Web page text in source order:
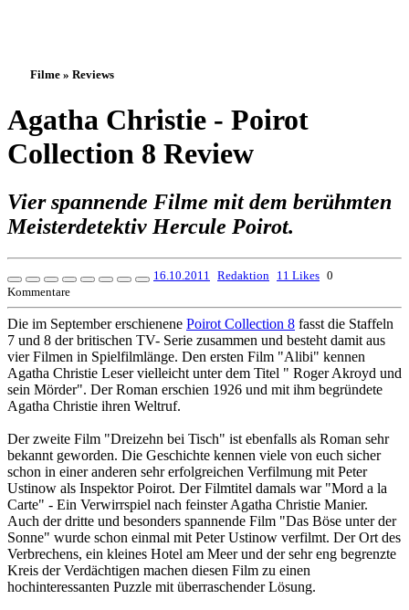
Filme » Reviews
Agatha Christie - Poirot
Collection 8 Review
Vier spannende Filme mit dem berühmten
Meisterdetektiv Hercule Poirot.
16.10.2011 Redaktion 11 Likes 0
Kommentare
Die im September erschienene Poirot Collection 8 fasst die Staffeln
7 und 8 der britischen TV- Serie zusammen und besteht damit aus
vier Filmen in Spielfilmlänge. Den ersten Film "Alibi" kennen
Agatha Christie Leser vielleicht unter dem Titel " Roger Akroyd und
sein Mörder". Der Roman erschien 1926 und mit ihm begründete
Agatha Christie ihren Weltruf.
Der zweite Film "Dreizehn bei Tisch" ist ebenfalls als Roman sehr
bekannt geworden. Die Geschichte kennen viele von euch sicher
schon in einer anderen sehr erfolgreichen Verfilmung mit Peter
Ustinow als Inspektor Poirot. Der Filmtitel damals war "Mord a la
Carte" - Ein Verwirrspiel nach feinster Agatha Christie Manier.
Auch der dritte und besonders spannende Film "Das Böse unter der
Sonne" wurde schon einmal mit Peter Ustinow verfilmt. Der Ort des
Verbrechens, ein kleines Hotel am Meer und der sehr eng begrenzte
Kreis der Verdächtigen machen diesen Film zu einen
hochinteressanten Puzzle mit überraschender Lösung.